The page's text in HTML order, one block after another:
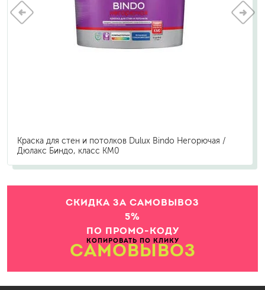
Краска для стен и потолков Dulux Bindo Негорючая /
Дюлакс Биндо, класс КМ0
СКИДКА ЗА САМОВЫВОЗ
5%
ПО ПРОМО-КОДУ
КОПИРОВАТЬ ПО КЛИКУ
САМОВЫВОЗ